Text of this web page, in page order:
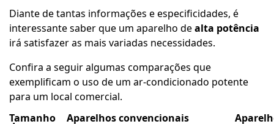
Diante de tantas informações e especificidades, é
interessante saber que um aparelho dealta potência
irá satisfazer as mais variadas necessidades.
Confira a seguir algumas comparações que
exemplificam o uso de um ar-condicionado potente
para um local comercial.
Tamanho
Aparelhos convencionais